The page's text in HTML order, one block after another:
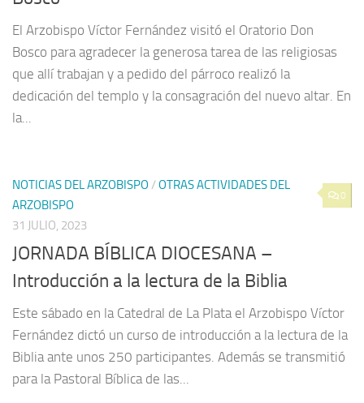
El Arzobispo Víctor Fernández visitó el Oratorio Don
Bosco para agradecer la generosa tarea de las religiosas
que allí trabajan y a pedido del párroco realizó la
dedicación del templo y la consagración del nuevo altar. En
la...
0
NOTICIAS DEL ARZOBISPO /OTRAS ACTIVIDADES DEL
ARZOBISPO
31 JULIO, 2023
JORNADA BÍBLICA DIOCESANA –
Introducción a la lectura de la Biblia
Este sábado en la Catedral de La Plata el Arzobispo Víctor
Fernández dictó un curso de introducción a la lectura de la
Biblia ante unos 250 participantes. Además se transmitió
para la Pastoral Bíblica de las...